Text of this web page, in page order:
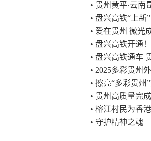
• 贵州黄平·云
• 盘兴高铁“上新
• 爱在贵州 微光
• 盘兴高铁开通
• 盘兴高铁通车
• 2025多彩贵州
• 擦亮“多彩贵
• 贵州高质量完
• 榕江村民为香
• 守护精神之魂